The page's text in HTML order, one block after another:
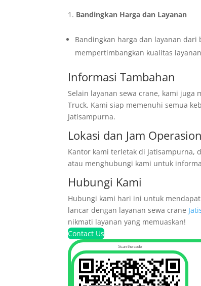
Bandingkan Harga dan Layanan
Bandingkan harga dan layanan
mempertimbangkan kualitas
Informasi Tambahan
Selain layanan sewa crane, kami
Truck. Kami siap memenuhi semua
Jatisampurna.
Lokasi dan Jam
Kantor kami terletak di Jatisampurna,
atau menghubungi kami untuk
Hubungi Kami
Hubungi kami hari ini untuk
lancar dengan layanan sewa crane
nikmati layanan yang memuaskan!
Contact Us
Scan the code